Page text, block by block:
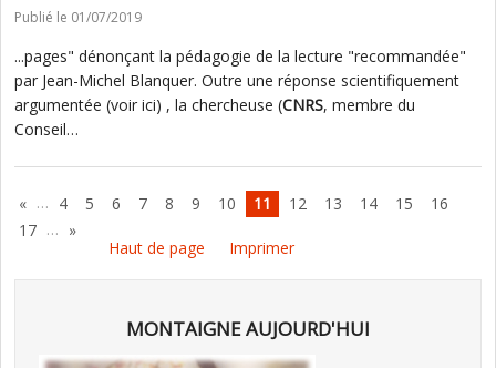
Publié le 01/07/2019
...pages" dénonçant la pédagogie de la lecture "recommandée"
par Jean-Michel Blanquer. Outre une réponse scientifiquement
argumentée (voir ici) , la chercheuse (CNRS, membre du
Conseil…
« … 4 5 6 7 8 9 10 11 12 13 14 15
16
17 … »
Haut de page
Imprimer
MONTAIGNE AUJOURD'HUI